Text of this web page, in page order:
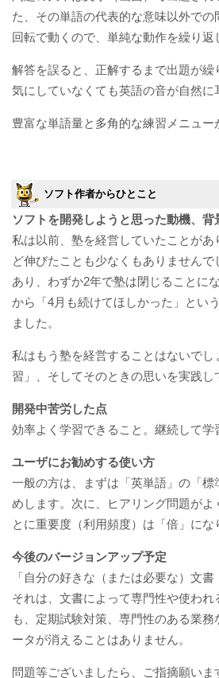
た、その単語の代表的な意味以外で
回転で動くので、単純な動作を繰り
解答を誤ると、正解するまで出題が
気にしていなくても英語の音が自然に
豊富な単語量と多角的な練習メニュ
ソフト作者からひとこと
ソフトを開発しようと思った動機、背
私は以前、塾を経営していたことが
ど伸びたことも少なくもありません
あり、わずか2年で塾は閉じることに
から「4月も続けてほしかった」とい
ました。
私はもう塾を経営することはないで
習」、そしてそのときの思いを実践し
開発中苦労した点
効率よく学習できること。継続して学
ユーザにお勧めする使い方
一般の方は、まずは「英単語」の「
めします。次に、ヒアリング問題が
とに重要度（利用頻度）は「倍」に
今後のバージョンアップ予定
「自分の好きな（または必要な）文
それは、文書によって専門性や使わ
も、定期試験対策、専門性のある業
ータが消えることはありません。
問題等ございましたら、ご指摘願いま